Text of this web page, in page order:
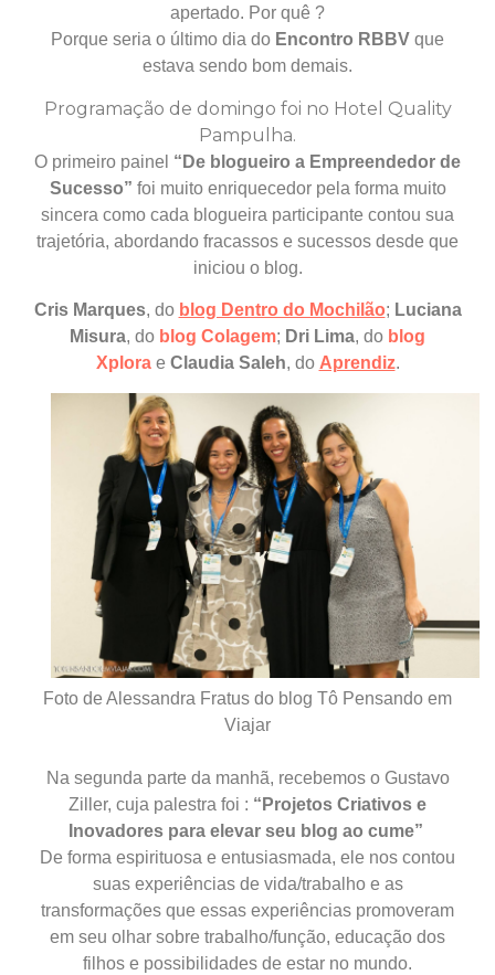
apertado. Por quê ?
Porque seria o último dia do Encontro RBBV que
estava sendo bom demais.
Programação de domingo foi no Hotel Quality
Pampulha.
O primeiro painel “De blogueiro a Empreendedor de
Sucesso” foi muito enriquecedor pela forma muito
sincera como cada blogueira participante contou sua
trajetória, abordando fracassos e sucessos desde que
iniciou o blog.
Cris Marques, do blog Dentro do Mochilão; Luciana
Misura, do blog Colagem; Dri Lima, do blog
Xplorae Claudia Saleh, do Aprendiz.
Foto de Alessandra Fratus do blog Tô Pensando em
Viajar
Na segunda parte da manhã, recebemos o Gustavo
Ziller, cuja palestra foi : “Projetos Criativos e
Inovadores para elevar seu blog ao cume”
De forma espirituosa e entusiasmada, ele nos contou
suas experiências de vida/trabalho e as
transformações que essas experiências promoveram
em seu olhar sobre trabalho/função, educação dos
filhos e possibilidades de estar no mundo.